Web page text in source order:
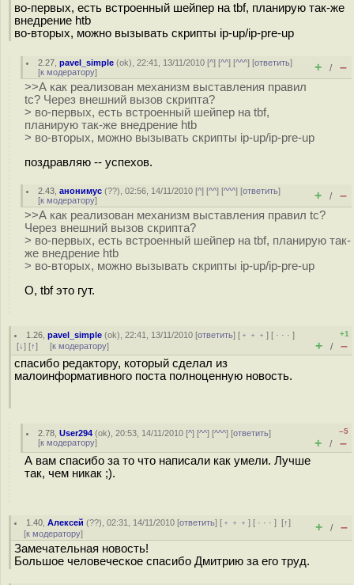
во-первых, есть встроенный шейпер на tbf, планирую так-же
внедрение htb
во-вторых, можно вызывать скрипты ip-up/ip-pre-up
2.27 ,pavel_simple (ok), 22:41, 13/11/2010 [^] [^^] [^^^] [ответить]
[к модератору] + / –
>>А как реализован механизм выставления правил
tc? Через внешний вызов скрипта?
> во-первых, есть встроенный шейпер на tbf,
планирую так-же внедрение htb
> во-вторых, можно вызывать скрипты ip-up/ip-pre-up
поздравляю -- успехов.
2.43 ,анонимус (??), 02:56, 14/11/2010 [^] [^^] [^^^] [ответить]
[к модератору] + / –
>>А как реализован механизм выставления правил tc?
Через внешний вызов скрипта?
> во-первых, есть встроенный шейпер на tbf, планирую так-
же внедрение htb
> во-вторых, можно вызывать скрипты ip-up/ip-pre-up
О, tbf это гут.
1.26 ,pavel_simple (ok), 22:41, 13/11/2010 [ответить] [ ﹢﹢﹢] [ · · ·]
[↓] [↑] [к модератору]
+1
+ / –
спасибо редактору, который сделал из
малоинформативного поста полноценную новость.
2.78 ,User294 (ok), 20:53, 14/11/2010 [^] [^^] [^^^] [ответить]
[к модератору]
–5
+ / –
А вам спасибо за то что написали как умели. Лучше
так, чем никак ;).
1.40 ,Алексей (??), 02:31, 14/11/2010 [ответить] [ ﹢﹢﹢] [ · · ·][↑]
[к модератору] + / –
Замечательная новость!
Большое человеческое спасибо Дмитрию за его труд.